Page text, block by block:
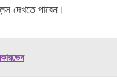
দেখতে পাবেন।